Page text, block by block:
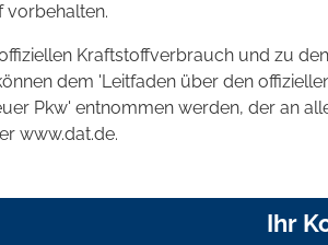
vorbehalten.
Kraftstoffverbrauch und zu
dem 'Leitfaden über den
Pkw' entnommen werden, der an
www.dat.de.
Ihr